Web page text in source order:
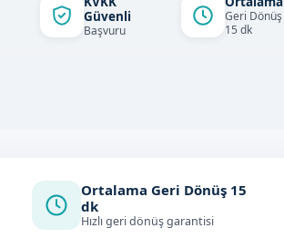
Güvenli
Başvuru
Geri Dönüş
15 dk
Ortalama Geri Dönüş 15
dk
Hızlı geri dönüş garantisi